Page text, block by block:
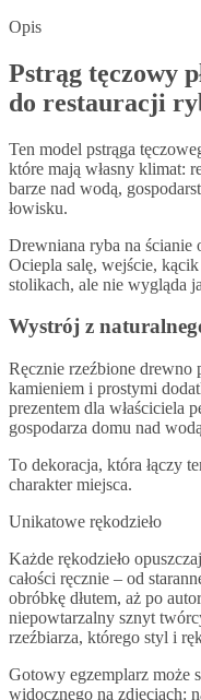
Opis
Pstrąg tęczowy
do restauracji
Ten model pstrąga
które mają własny klimat:
barze nad wodą,
łowisku.
Drewniana ryba na ścianie
Ociepla salę, wejście,
stolikach, ale nie wygląda
Wystrój z
Ręcznie rzeźbione drewno
kamieniem i prostymi
prezentem dla właściciela
gospodarza domu nad
To dekoracja, która łączy
charakter miejsca.
Unikatowe rękodzieło
Każde rękodzieło
całości ręcznie – od
obróbkę dłutem, aż po
niepowtarzalny sznyt
rzeźbiarza, którego styl i
Gotowy egzemplarz może
widocznego na zdjęciach: